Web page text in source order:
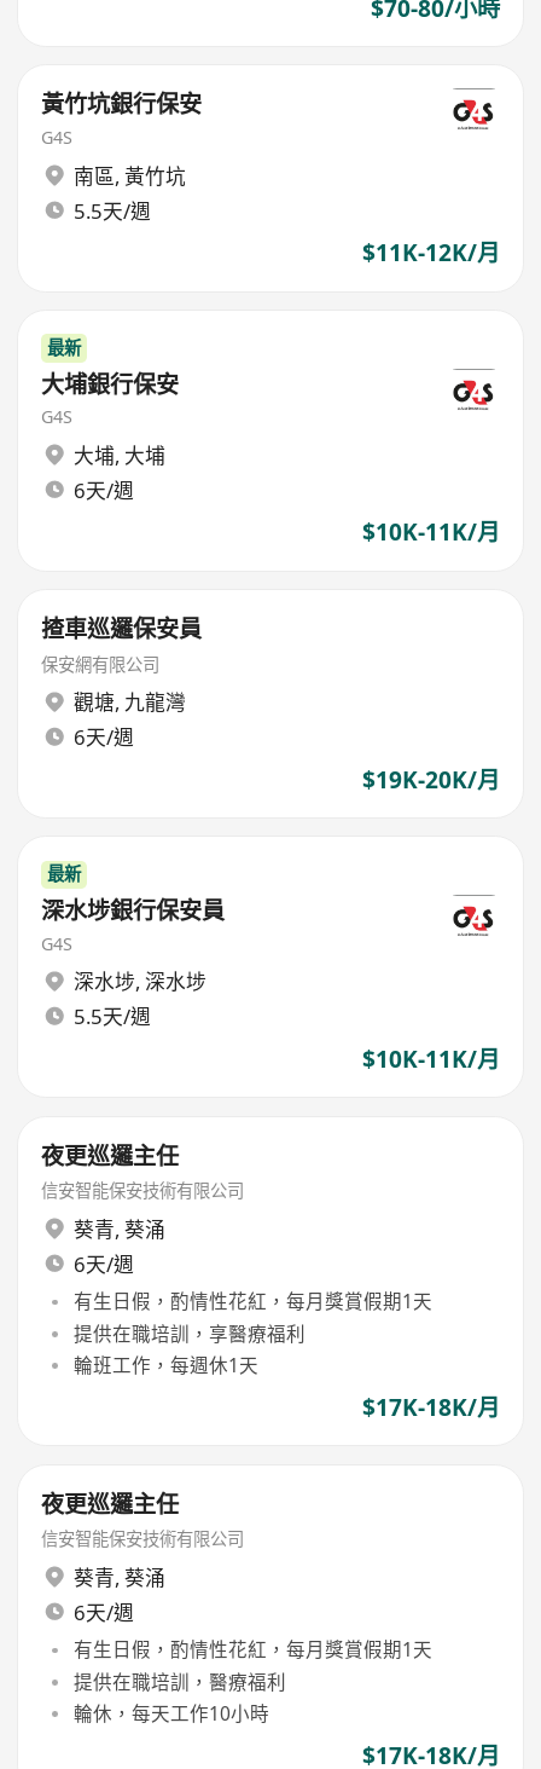
$70-80/小時
黃竹坑銀行保安
G4S
南區, 黃竹坑
5.5天/週
$11K-12K/月
最新
大埔銀行保安
G4S
大埔, 大埔
6天/週
$10K-11K/月
揸車巡邏保安員
保安網有限公司
觀塘, 九龍灣
6天/週
$19K-20K/月
最新
深水埗銀行保安員
G4S
深水埗, 深水埗
5.5天/週
$10K-11K/月
夜更巡邏主任
信安智能保安技術有限公司
葵青, 葵涌
6天/週
有生日假，酌情性花紅，每月獎賞假期1天
提供在職培訓，享醫療福利
輪班工作，每週休1天
$17K-18K/月
夜更巡邏主任
信安智能保安技術有限公司
葵青, 葵涌
6天/週
有生日假，酌情性花紅，每月獎賞假期1天
提供在職培訓，醫療福利
輪休，每天工作10小時
$17K-18K/月